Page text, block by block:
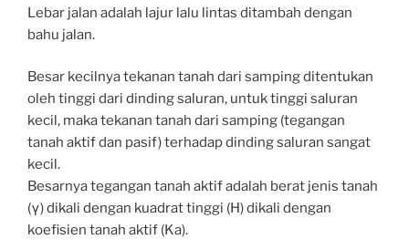
Lebar jalan adalah lajur lalu lintas ditambah dengan
bahu jalan.
Besar kecilnya tekanan tanah dari samping ditentukan
oleh tinggi dari dinding saluran, untuk tinggi saluran
kecil, maka tekanan tanah dari samping (tegangan
tanah aktif dan pasif) terhadap dinding saluran sangat
kecil.
Besarnya tegangan tanah aktif adalah berat jenis tanah
(γ) dikali dengan kuadrat tinggi (H) dikali dengan
koefisien tanah aktif (Ka).